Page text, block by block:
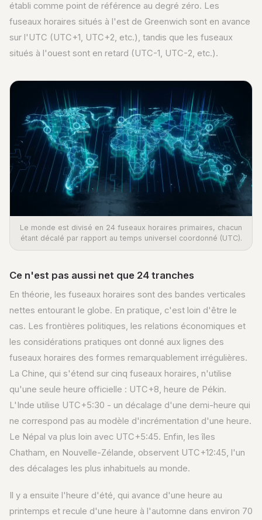
établi comme point de référence au degré zéro. Les
fuseaux horaires situés à l'est de Greenwich sont en avance
sur l'UTC (UTC+1, UTC+2, etc.), tandis que les fuseaux
situés à l'ouest sont en retard (UTC-1, UTC-2, etc.).
Le monde est divisé en 24 fuseaux horaires primaires, chacun
étant décalé par rapport au temps universel coordonné (UTC).
Ce n'est pas aussi net que 24 tranches
En théorie, les fuseaux horaires sont des bandes verticales
nettes entourant le globe. En pratique, c'est loin d'être le
cas. Les frontières politiques, les relations économiques et
les considérations pratiques ont donné aux lignes des
fuseaux horaires des formes remarquablement irrégulières.
La Chine, qui s'étend sur cinq fuseaux horaires, n'utilise
qu'une seule heure officielle : UTC+8, heure de Pékin.
L'Inde utilise UTC+5:30 - un décalage d'une demi-heure qui
ne correspond pas au modèle d'incrémentation d'une heure.
Le Népal va plus loin avec UTC+5:45. Enfin, les îles
Chatham, en Nouvelle-Zélande, observent UTC+12:45, l'un
des décalages les plus inhabituels au monde.
Il y a ensuite l'heure d'été, qui avance d'une heure au
printemps et recule d'une heure à l'automne dans environ 70